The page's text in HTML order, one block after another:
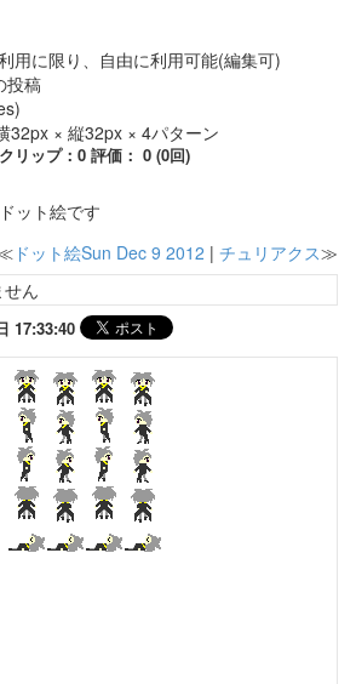
用に限り、自由に利用可能(編集可)
投稿
32px × 縦32px × 4パターン
クリップ：0 評価： 0 (0回)
ット絵です
ドット絵Sun Dec 9 2012 | チュリアクス≫
ん
17:33:40